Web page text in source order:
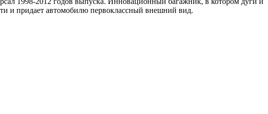
и придает автомобилю первоклассный внешний вид.